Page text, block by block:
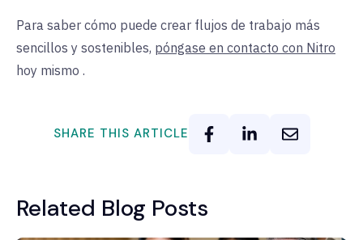
Para saber cómo puede crear flujos de trabajo más
sencillos y sostenibles, póngase en contacto con Nitro
hoy mismo .
SHARE THIS ARTICLE
Related Blog Posts